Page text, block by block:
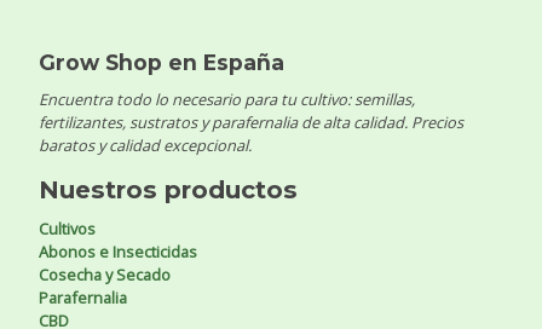
Grow Shop en España
Encuentra todo lo necesario para tu cultivo: semillas,
fertilizantes, sustratos y parafernalia de alta calidad. Precios
baratos y calidad excepcional.
Nuestros productos
Cultivos
Abonos e Insecticidas
Cosecha y Secado
Parafernalia
CBD